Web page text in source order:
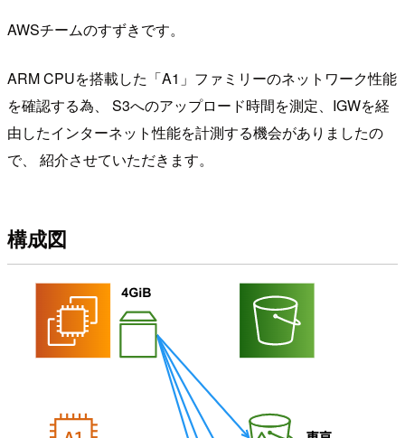
AWSチームのすずきです。
ARM CPUを搭載した「A1」ファミリーのネットワーク性能
を確認する為、 S3へのアップロード時間を測定、IGWを経
由したインターネット性能を計測する機会がありましたの
で、 紹介させていただきます。
構成図